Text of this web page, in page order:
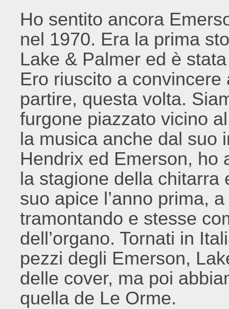
Ho sentito ancora
nel 1970. Era la prima
Lake & Palmer ed è
Ero riuscito a
partire, questa volta.
furgone piazzato vicino
la musica anche dal suo
Hendrix ed Emerson, ho
la stagione della chitarra
suo apice l’anno prima,
tramontando e stesse
dell’organo. Tornati in
pezzi degli Emerson,
delle cover, ma poi
quella de Le Orme.